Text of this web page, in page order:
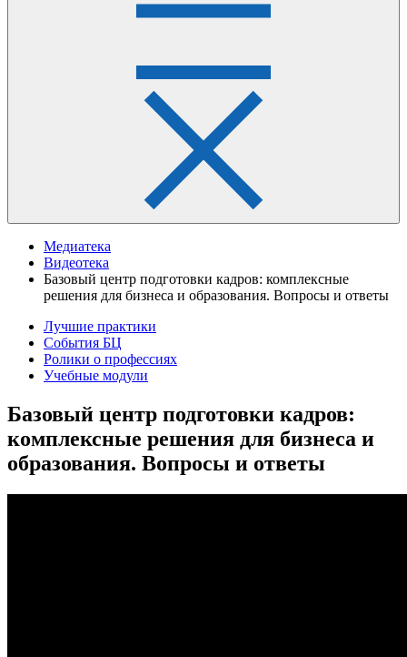
Медиатека
Видеотека
Базовый центр подготовки кадров: комплексные
решения для бизнеса и образования. Вопросы и ответы
Лучшие практики
События БЦ
Ролики о профессиях
Учебные модули
Базовый центр подготовки кадров:
комплексные решения для бизнеса и
образования. Вопросы и ответы